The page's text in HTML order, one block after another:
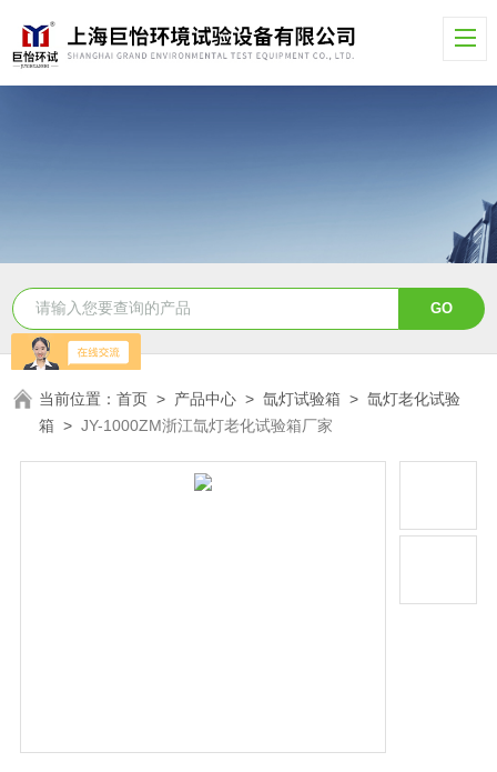
当前位置：首页 > 产品中心 >氙灯试验箱 >氙灯老化试验
箱 >JY-1000ZM浙江氙灯老化试验箱厂家